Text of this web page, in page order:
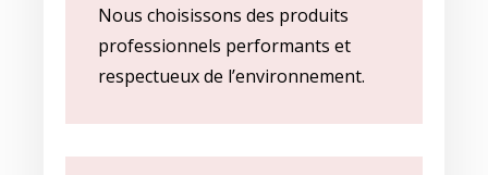
Nous choisissons des produits
professionnels performants et
respectueux de l’environnement.